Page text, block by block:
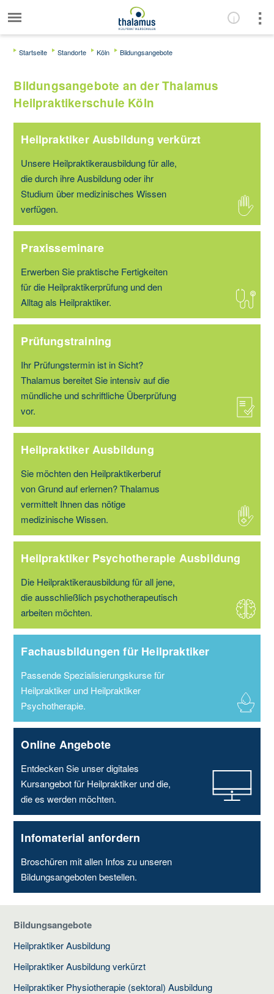
Startseite Standorte Köln Bildungsangebote
Bildungsangebote an der Thalamus
Heilpraktikerschule Köln
Heilpraktiker Ausbildung verkürzt
Unsere Heilpraktikerausbildung für alle,
die durch ihre Ausbildung oder ihr
Studium über medizinisches Wissen
verfügen.
Praxisseminare
Erwerben Sie praktische Fertigkeiten
für die Heilpraktikerprüfung und den
Alltag als Heilpraktiker.
Prüfungstraining
Ihr Prüfungstermin ist in Sicht?
Thalamus bereitet Sie intensiv auf die
mündliche und schriftliche Überprüfung
vor.
Heilpraktiker Ausbildung
Sie möchten den Heilpraktikerberuf
von Grund auf erlernen? Thalamus
vermittelt Ihnen das nötige
medizinische Wissen.
Heilpraktiker Psychotherapie Ausbildung
Die Heilpraktikerausbildung für all jene,
die ausschließlich psychotherapeutisch
arbeiten möchten.
Fachausbildungen für Heilpraktiker
Passende Spezialisierungskurse für
Heilpraktiker und Heilpraktiker
Psychotherapie.
Online Angebote
Entdecken Sie unser digitales
Kursangebot für Heilpraktiker und die,
die es werden möchten.
Infomaterial anfordern
Broschüren mit allen Infos zu unseren
Bildungsangeboten bestellen.
Bildungsangebote
Heilpraktiker Ausbildung
Heilpraktiker Ausbildung verkürzt
Heilpraktiker Physiotherapie (sektoral) Ausbildung